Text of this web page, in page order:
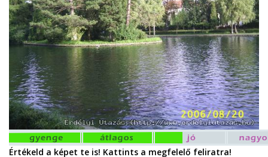
Értékeld a képet te is! Kattints a megfelelő feliratra!